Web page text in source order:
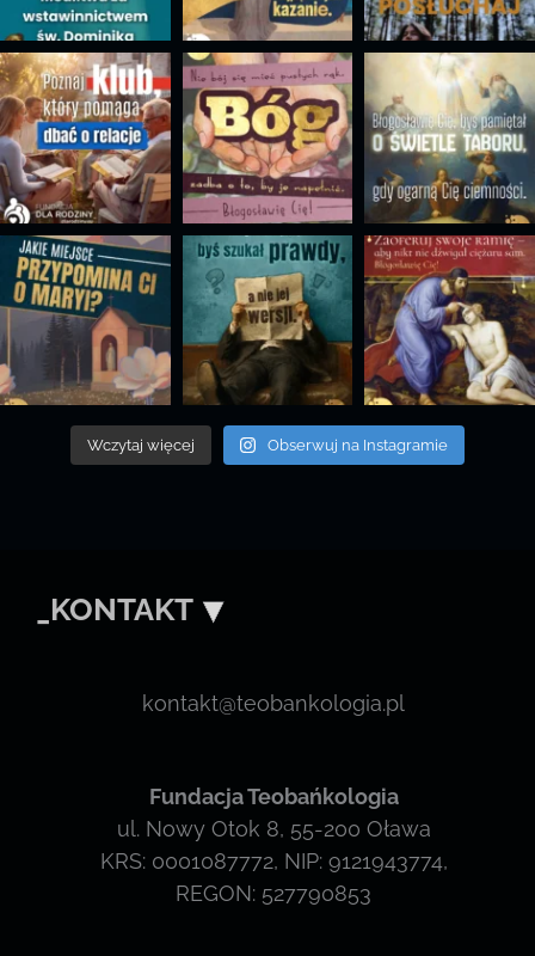
Wczytaj więcej Obserwuj na Instagramie
_KONTAKT
kontakt@teobankologia.pl
Fundacja Teobańkologia
ul. Nowy Otok 8, 55-200 Oława
KRS: 0001087772, NIP: 9121943774,
REGON: 527790853